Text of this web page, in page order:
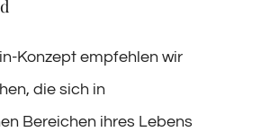
Konzept empfehlen wir
die sich in
Bereichen ihres Lebens